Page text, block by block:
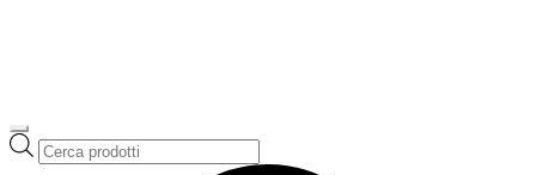
Ricerca
prodotti